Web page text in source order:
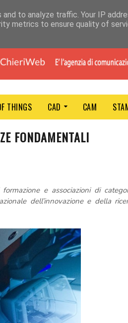
THINGS CAD CAM
FONDAMENTALI
e associazioni di
dell’innovazione e della
to analyze traffic. Your IP
metrics to ensure quality of